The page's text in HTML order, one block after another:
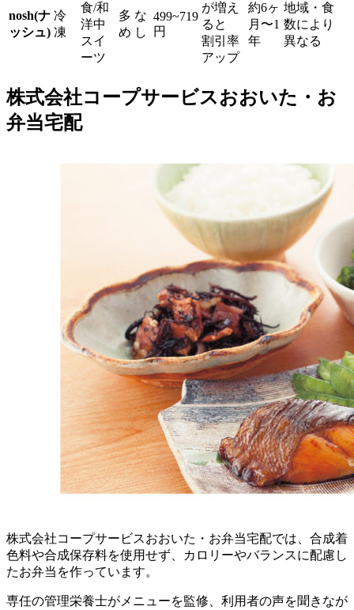
nosh(ナ
ッシュ)
冷
凍
食/和
洋中
スイ
ーツ
多
め
な
し
499~719
円
が増え
ると
割引率
アップ
約6ヶ
月〜1
年
地域・食
数により
異なる
株式会社コープサービスおおいた・お
弁当宅配
株式会社コープサービスおおいた・お弁当宅配では、合成着
色料や合成保存料を使用せず、カロリーやバランスに配慮し
たお弁当を作っています。
専任の管理栄養士がメニューを監修、利用者の声を聞きなが